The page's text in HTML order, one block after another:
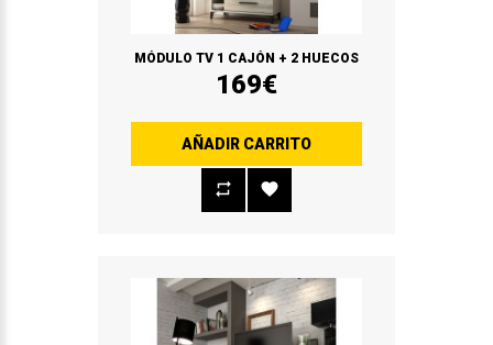
MÓDULO TV 1 CAJÓN + 2 HUECOS
169€
AÑADIR CARRITO